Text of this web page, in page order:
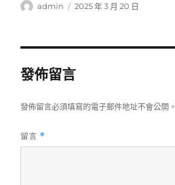
作
admin
發
2025 年 3 月 20 日
發佈留言
發佈留言必須填寫的電子郵件地址不會公開。
留言 *